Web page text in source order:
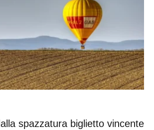
spazzatura biglietto vincente